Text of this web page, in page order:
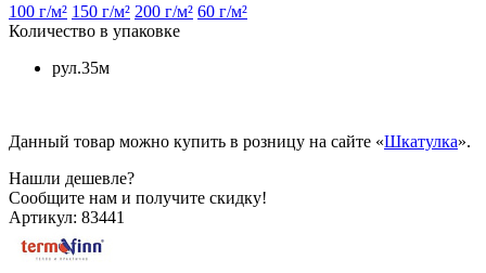
100 г/м² 150 г/м² 200 г/м² 60 г/м²
Количество в упаковке
рул.35м
Данный товар можно купить в розницу на сайте «Шкатулка».
Нашли дешевле?
Сообщите нам и получите скидку!
Артикул: 83441